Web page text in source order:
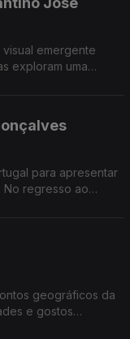
visual emergente
exploram uma
para apresentar
No regresso ao
geográficos da
e gostos